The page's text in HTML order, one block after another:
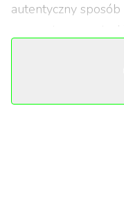
autentyczny
wewnętrzne
Zarówno Kirsten